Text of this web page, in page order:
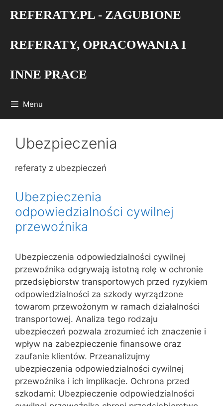
REFERATY.PL - ZAGUBIONE
REFERATY, OPRACOWANIA I
INNE PRACE
Menu
Ubezpieczenia
referaty z ubezpieczeń
Ubezpieczenia
odpowiedzialności cywilnej
przewoźnika
Ubezpieczenia odpowiedzialności cywilnej
przewoźnika odgrywają istotną rolę w ochronie
przedsiębiorstw transportowych przed ryzykiem
odpowiedzialności za szkody wyrządzone
towarom przewożonym w ramach działalności
transportowej. Analiza tego rodzaju
ubezpieczeń pozwala zrozumieć ich znaczenie i
wpływ na zabezpieczenie finansowe oraz
zaufanie klientów. Przeanalizujmy
ubezpieczenia odpowiedzialności cywilnej
przewoźnika i ich implikacje. Ochrona przed
szkodami: Ubezpieczenie odpowiedzialności